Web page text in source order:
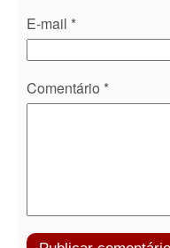
E-mail *
Comentário *